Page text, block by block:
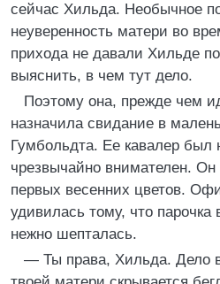
сейчас Хильда. Необычное
неуверенность матери во
прихода не давали Хильде
выяснить, в чем тут дело.
Поэтому она, прежде чем
назначила свидание в
Гумбольдта. Ее кавалер был
чрезвычайно внимателен. Он
первых весенних цветов.
удивилась тому, что
нежно шепталась.
— Ты права, Хильда. Дело